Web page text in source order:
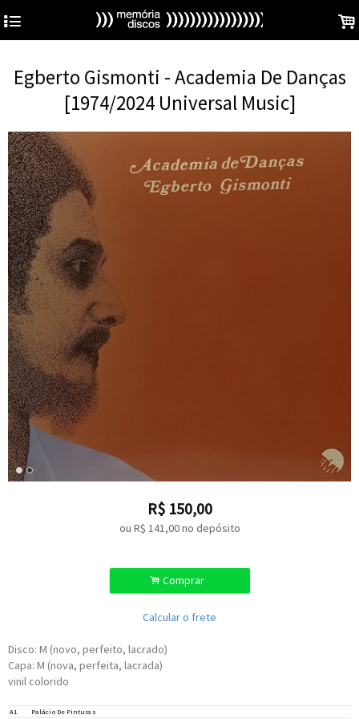
4 .
Egberto Gismonti - Academia De Danças
[1974/2024 Universal Music]
R$ 150,00
ou R$ 141,00no depósito
. Comprar
Calcular o frete
Disco: M (novo, perfeito, lacrado)
Capa: M (nova, perfeita, lacrada)
vinil colorido
A1
Palácio De Pinturas